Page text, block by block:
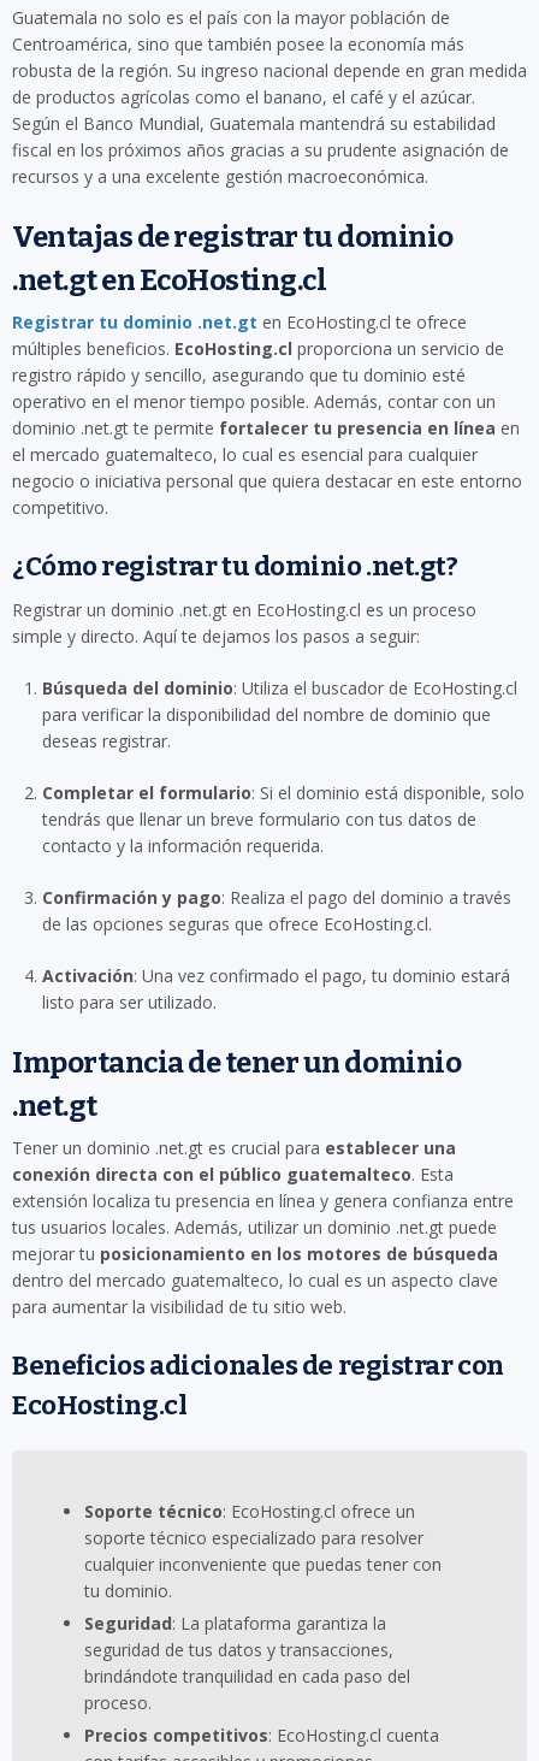
Guatemala no solo es el país con la mayor población de
Centroamérica, sino que también posee la economía más
robusta de la región. Su ingreso nacional depende en gran medida
de productos agrícolas como el banano, el café y el azúcar.
Según el Banco Mundial, Guatemala mantendrá su estabilidad
fiscal en los próximos años gracias a su prudente asignación de
recursos y a una excelente gestión macroeconómica.
Ventajas de registrar tu dominio
.net.gt en EcoHosting.cl
Registrar tu dominio .net.gt en EcoHosting.cl te ofrece
múltiples beneficios. EcoHosting.cl proporciona un servicio de
registro rápido y sencillo, asegurando que tu dominio esté
operativo en el menor tiempo posible. Además, contar con un
dominio .net.gt te permite fortalecer tu presencia en línea en
el mercado guatemalteco, lo cual es esencial para cualquier
negocio o iniciativa personal que quiera destacar en este entorno
competitivo.
¿Cómo registrar tu dominio .net.gt?
Registrar un dominio .net.gt en EcoHosting.cl es un proceso
simple y directo. Aquí te dejamos los pasos a seguir:
Búsqueda del dominio: Utiliza el buscador de EcoHosting.cl
para verificar la disponibilidad del nombre de dominio que
deseas registrar.
Completar el formulario: Si el dominio está disponible, solo
tendrás que llenar un breve formulario con tus datos de
contacto y la información requerida.
Confirmación y pago: Realiza el pago del dominio a través
de las opciones seguras que ofrece EcoHosting.cl.
Activación: Una vez confirmado el pago, tu dominio estará
listo para ser utilizado.
Importancia de tener un dominio
.net.gt
Tener un dominio .net.gt es crucial para establecer una
conexión directa con el público guatemalteco. Esta
extensión localiza tu presencia en línea y genera confianza entre
tus usuarios locales. Además, utilizar un dominio .net.gt puede
mejorar tu posicionamiento en los motores de búsqueda
dentro del mercado guatemalteco, lo cual es un aspecto clave
para aumentar la visibilidad de tu sitio web.
Beneficios adicionales de registrar con
EcoHosting.cl
Soporte técnico: EcoHosting.cl ofrece un
soporte técnico especializado para resolver
cualquier inconveniente que puedas tener con
tu dominio.
Seguridad: La plataforma garantiza la
seguridad de tus datos y transacciones,
brindándote tranquilidad en cada paso del
proceso.
Precios competitivos: EcoHosting.cl cuenta